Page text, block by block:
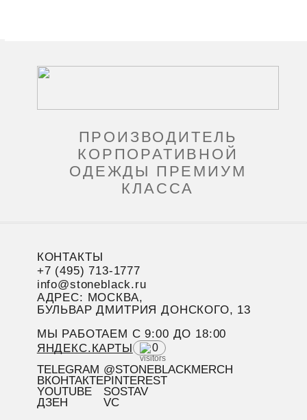
ПРОИЗВОДИТЕЛЬ
КОРПОРАТИВНОЙ
ОДЕЖДЫ ПРЕМИУМ
КЛАССА
КОНТАКТЫ
+7 (495) 713-1777
info@stoneblack.ru
АДРЕС: МОСКВА,
БУЛЬВАР ДМИТРИЯ ДОНСКОГО, 13
МЫ РАБОТАЕМ C 9:00 ДО 18:00
ЯНДЕКС.КАРТЫ
0
TELEGRAM
ВКОНТАКТЕ
YOUTUBE
ДЗЕН
@STONEBLACKMERCH
PINTEREST
SOSTAV
VC